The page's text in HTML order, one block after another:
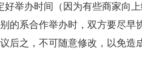
好举办时间（因为有些商家向
的系合作举办时，双方要尽早
后之，不可随意修改，以免造